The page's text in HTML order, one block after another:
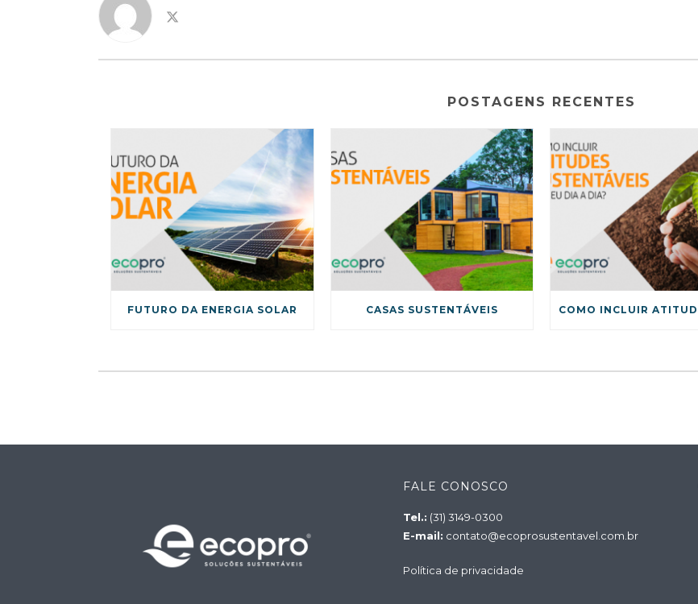
POSTAGENS RECENTES
FUTURO DA ENERGIA SOLAR CASAS SUSTENTÁVEIS
FALE CONOSCO
Tel.: (31) 3149-0300
E-mail: contato@ecoprosustentavel.com.br
Política de privacidade